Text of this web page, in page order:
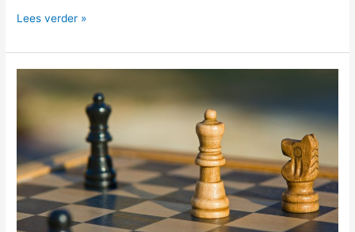
Lees verder »
uitslagen